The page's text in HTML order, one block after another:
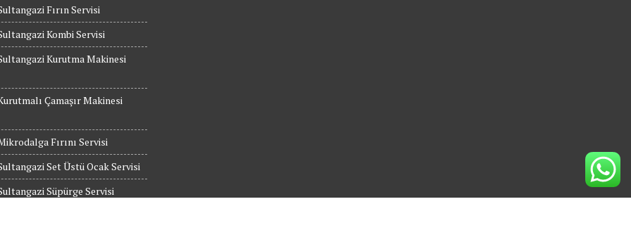
Fırın Servisi
Kombi Servisi
Kurutma Makinesi
Çamaşır Makinesi
Fırını Servisi
Set Üstü Ocak Servisi
Süpürge Servisi